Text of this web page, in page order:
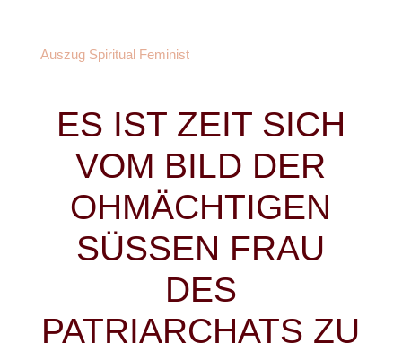
Auszug Spiritual Feminist
ES IST ZEIT SICH
VOM BILD DER
OHMÄCHTIGEN
SÜSSEN FRAU
DES
PATRIARCHATS ZU